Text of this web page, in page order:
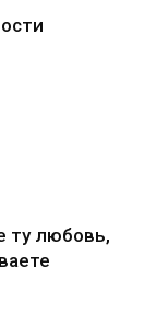
ту любовь,